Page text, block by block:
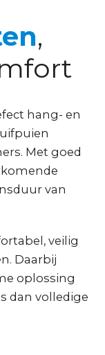
,
hang- en
Met goed
van
veilig
Daarbij
oplossing
dan volledige